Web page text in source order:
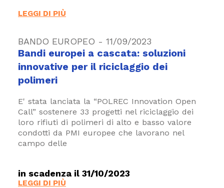
LEGGI DI PIÙ
BANDO EUROPEO - 11/09/2023
Bandi europei a cascata: soluzioni
innovative per il riciclaggio dei
polimeri
E' stata lanciata la “POLREC Innovation Open
Call” sostenere 33 progetti nel riciclaggio dei
loro rifiuti di polimeri di alto e basso valore
condotti da PMI europee che lavorano nel
campo delle
in scadenza il 31/10/2023
LEGGI DI PIÙ